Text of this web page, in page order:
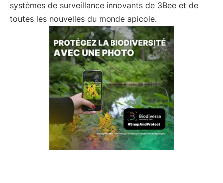
systèmes de surveillance innovants de 3Bee et de
toutes les nouvelles du monde apicole.